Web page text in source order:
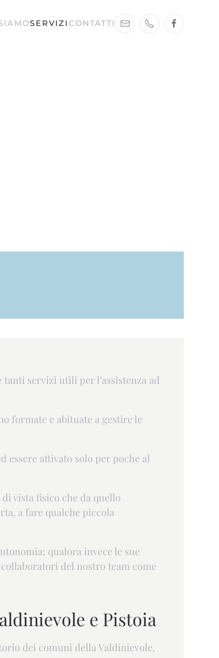
SERVIZI CONTATTI
servizi utili per l’assistenza ad
formate e abituate a gestire le
essere attivato solo per poche al
vista fisico che da quello
a fare qualche piccola
qualora invece le sue
del nostro team come
e Pistoia
dei comuni della Valdinievole,